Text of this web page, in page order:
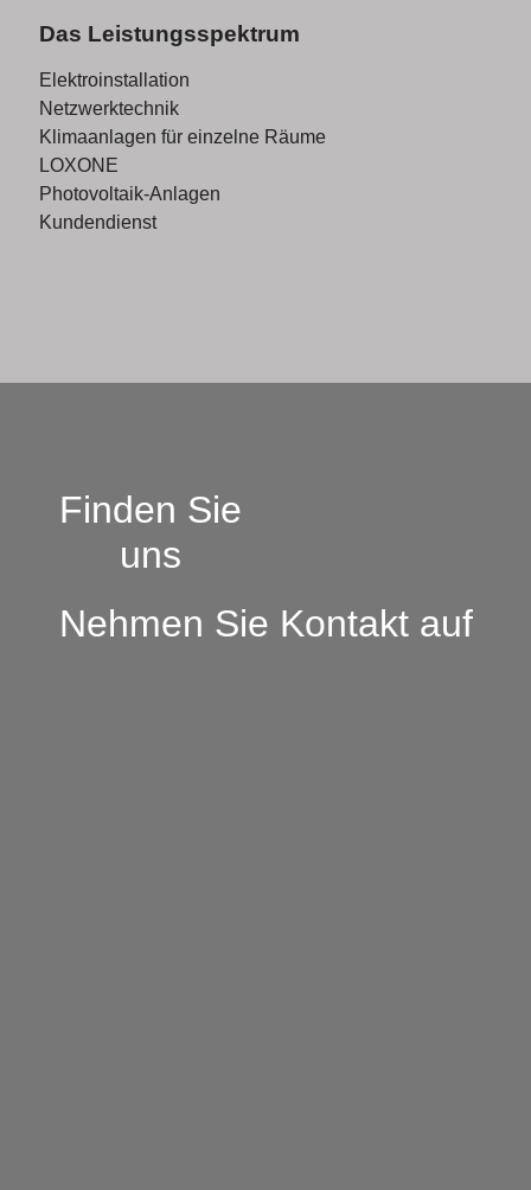
Das Leistungsspektrum
Elektroinstallation
Netzwerktechnik
Klimaanlagen für einzelne Räume
LOXONE
Photovoltaik-Anlagen
Kundendienst
Finden Sie
uns
Nehmen Sie Kontakt auf